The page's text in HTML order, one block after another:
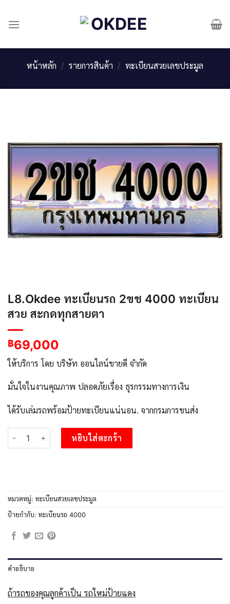
content
หน้าหลัก / รายการสินค้า / ทะเบียนสวยเลขประมูล
L8.Okdee ทะเบียนรถ 2ขช 4000 ทะเบียน
สวย สะกดทุกสายตา
฿69,000
ให้บริการ โดย บริษัท ออนไลน์ขายดี จำกัด
มั่นใจในงานคุณภาพ ปลอดภัยเรื่อง ธุรกรรมทางการเงิน
ได้รับเล่มรถพร้อมป้ายทะเบียนแน่นอน. จากกรมการขนส่ง
จำนวน L8.Okdee ทะเบียนรถ 2ขช 4000 ทะเบียนสวย สะกดทุกสาย
หยิบใส่ตะกร้า
หมวดหมู่: ทะเบียนสวยเลขประมูล
ป้ายกำกับ: ทะเบียนรถ 4000
คำอธิบาย
ถ้ารถของคุณลูกค้าเป็น รถใหม่ป้ายแดง